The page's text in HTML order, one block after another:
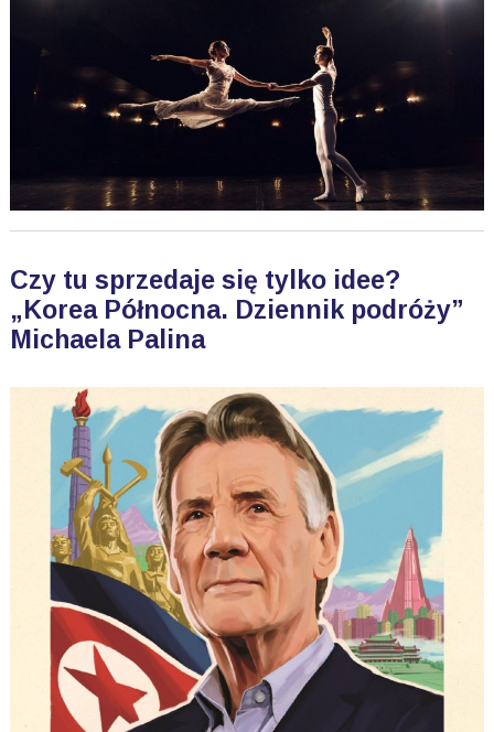
Czy tu sprzedaje się tylko idee?
„Korea Północna. Dziennik podróży”
Michaela Palina